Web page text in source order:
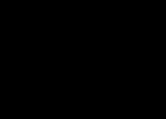
просто. Загрузка файлов на сайт не
Обязательно закажу снова,